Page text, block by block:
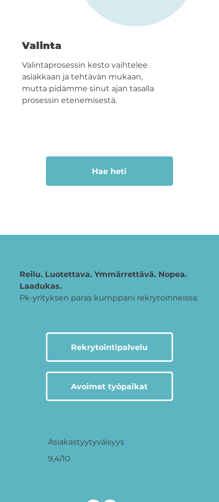
Valinta
Valintaprosessin kesto vaihtelee
asiakkaan ja tehtävän mukaan,
mutta pidämme sinut ajan tasalla
prosessin etenemisestä.
Hae heti
Reilu. Luotettava. Ymmärrettävä. Nopea.
Laadukas.
Pk-yrityksen paras kumppani rekrytoinneissa.
Rekrytointipalvelu
Avoimet työpaikat
Asiakastyytyväisyys
9,4/10